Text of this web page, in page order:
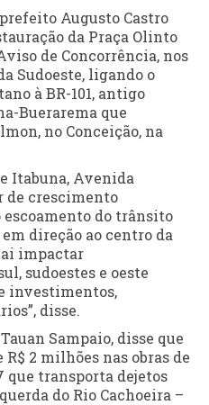
Augusto Castro
da Praça Olinto
de Concorrência, nos
Sudoeste, ligando o
à BR-101, antigo
Buerarema que
no Conceição, na
Itabuna, Avenida
de crescimento
do trânsito
direção ao centro da
impactar
sudoestes e oeste
investimentos,
disse.
Sampaio, disse que
2 milhões nas obras de
que transporta dejetos
do Rio Cachoeira –